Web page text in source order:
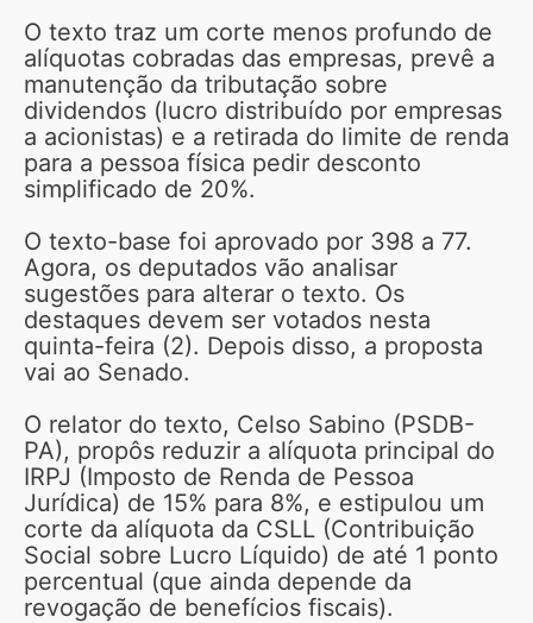
O texto traz um corte menos profundo de
alíquotas cobradas das empresas, prevê a
manutenção da tributação sobre
dividendos (lucro distribuído por empresas
a acionistas) e a retirada do limite de renda
para a pessoa física pedir desconto
simplificado de 20%.
O texto-base foi aprovado por 398 a 77.
Agora, os deputados vão analisar
sugestões para alterar o texto. Os
destaques devem ser votados nesta
quinta-feira (2). Depois disso, a proposta
vai ao Senado.
O relator do texto, Celso Sabino (PSDB-
PA), propôs reduzir a alíquota principal do
IRPJ (Imposto de Renda de Pessoa
Jurídica) de 15% para 8%, e estipulou um
corte da alíquota da CSLL (Contribuição
Social sobre Lucro Líquido) de até 1 ponto
percentual (que ainda depende da
revogação de benefícios fiscais).